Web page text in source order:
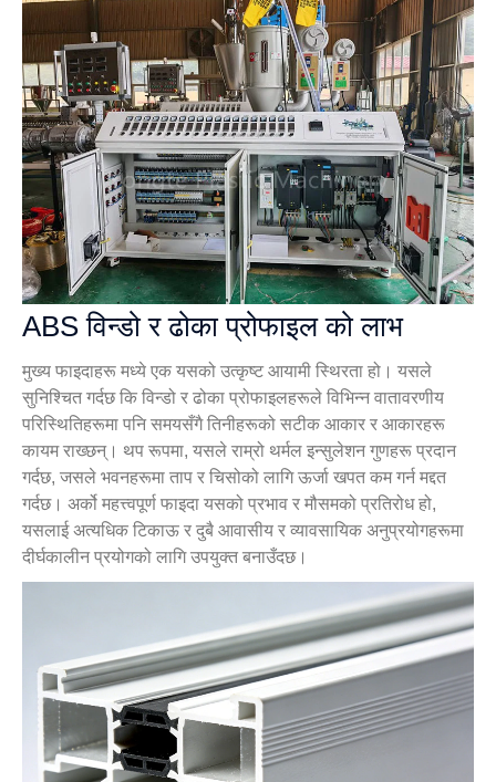
ABS विन्डो र ढोका प्रोफाइल को लाभ
मुख्य फाइदाहरू मध्ये एक यसको उत्कृष्ट आयामी स्थिरता हो। यसले
सुनिश्चित गर्दछ कि विन्डो र ढोका प्रोफाइलहरूले विभिन्न वातावरणीय
परिस्थितिहरूमा पनि समयसँगै तिनीहरूको सटीक आकार र आकारहरू
कायम राख्छन्। थप रूपमा, यसले राम्रो थर्मल इन्सुलेशन गुणहरू प्रदान
गर्दछ, जसले भवनहरूमा ताप र चिसोको लागि ऊर्जा खपत कम गर्न मद्दत
गर्दछ। अर्को महत्त्वपूर्ण फाइदा यसको प्रभाव र मौसमको प्रतिरोध हो,
यसलाई अत्यधिक टिकाऊ र दुबै आवासीय र व्यावसायिक अनुप्रयोगहरूमा
दीर्घकालीन प्रयोगको लागि उपयुक्त बनाउँदछ।